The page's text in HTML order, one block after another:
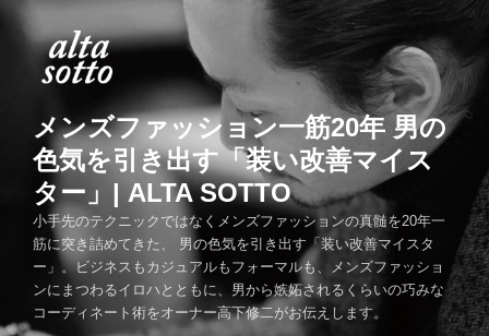
メンズファッション一筋20年 男の
色気を引き出す「装い改善マイス
ター」| ALTA SOTTO
小手先のテクニックではなくメンズファッションの真髄を20年一
筋に突き詰めてきた、 男の色気を引き出す「装い改善マイスタ
ー」。ビジネスもカジュアルもフォーマルも、メンズファッショ
ンにまつわるイロハとともに、男から嫉妬されるくらいの巧みな
コーディネート術をオーナー高下修二がお伝えします。